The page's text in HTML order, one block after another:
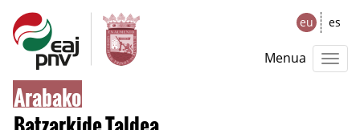
Arabako
Batzarkide Taldea
eu es
Menua